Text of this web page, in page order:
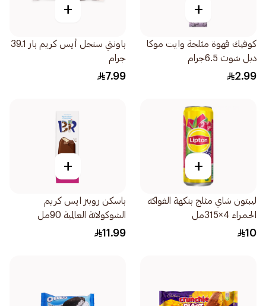
+
كوفيك قهوة مثلجة وايت موكا
دبل شوت 6.5جرام
2.99
+
باونتي سنجل أيس كريم بار 39.1
جرام
7.99
+
ليبتون شاي مثلج بنكهة الفواكه
الحمراء 4×315مل
10
+
باسكن روبنز ايس كريم
الشوكولاتة العالمية 90مل
11.99